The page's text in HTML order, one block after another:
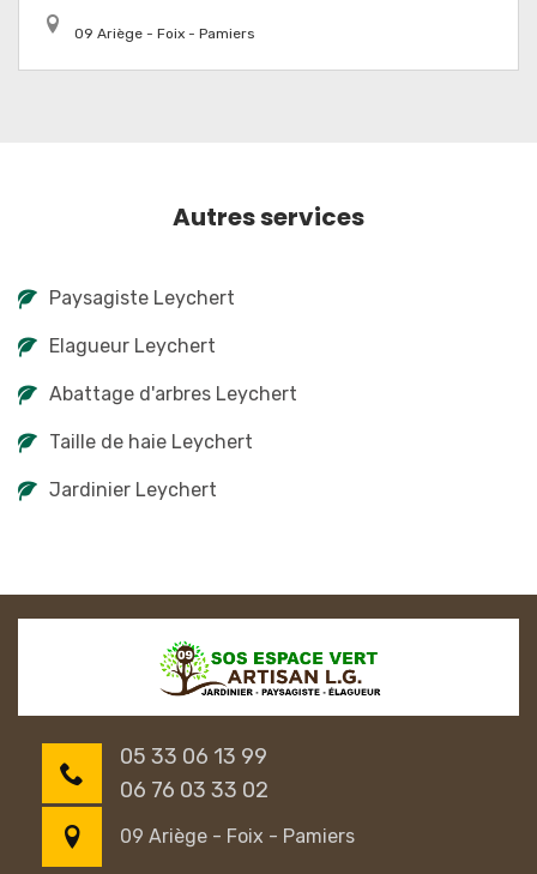
09 Ariège - Foix - Pamiers
Autres services
Paysagiste Leychert
Elagueur Leychert
Abattage d'arbres Leychert
Taille de haie Leychert
Jardinier Leychert
05 33 06 13 99
06 76 03 33 02
09 Ariège - Foix - Pamiers